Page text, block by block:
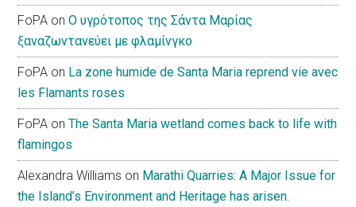
FoPA onΟ υγρότοπος της Σάντα Μαρίας
ξαναζωντανεύει με φλαμίνγκο
FoPA on La zone humide de Santa Maria reprend vie avec
les Flamants roses
FoPA onThe Santa Maria wetland comes back to life with
flamingos
Alexandra Williams on Marathi Quarries: A Major Issue for
the Island’s Environment and Heritage has arisen.